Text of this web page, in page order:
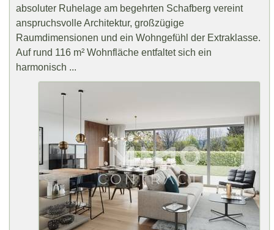
absoluter Ruhelage am begehrten Schafberg vereint
anspruchsvolle Architektur, großzügige
Raumdimensionen und ein Wohngefühl der Extraklasse.
Auf rund 116 m² Wohnfläche entfaltet sich ein
harmonisch ...